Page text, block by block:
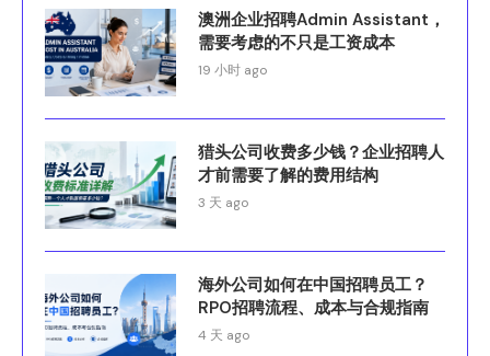
澳洲企业招聘Admin Assistant，
需要考虑的不只是工资成本
19 小时 ago
猎头公司收费多少钱？企业招聘人
才前需要了解的费用结构
3 天 ago
海外公司如何在中国招聘员工？
RPO招聘流程、成本与合规指南
4 天 ago